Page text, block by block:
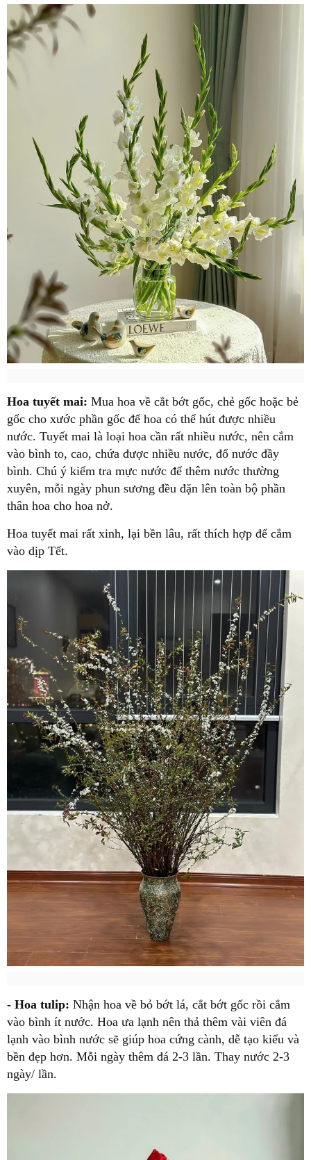
Hoa tuyết mai: Mua hoa về cắt bớt gốc, chẻ gốc hoặc bẻ
gốc cho xước phần gốc để hoa có thể hút được nhiều
nước. Tuyết mai là loại hoa cần rất nhiều nước, nên cắm
vào bình to, cao, chứa được nhiều nước, đổ nước đầy
bình. Chú ý kiểm tra mực nước để thêm nước thường
xuyên, mỗi ngày phun sương đều đặn lên toàn bộ phần
thân hoa cho hoa nở.
Hoa tuyết mai rất xinh, lại bền lâu, rất thích hợp để cắm
vào dịp Tết.
- Hoa tulip: Nhận hoa về bỏ bớt lá, cắt bớt gốc rồi cắm
vào bình ít nước. Hoa ưa lạnh nên thả thêm vài viên đá
lạnh vào bình nước sẽ giúp hoa cứng cành, dễ tạo kiểu và
bền đẹp hơn. Mỗi ngày thêm đá 2-3 lần. Thay nước 2-3
ngày/ lần.